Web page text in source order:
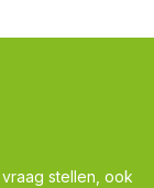
stellen, ook